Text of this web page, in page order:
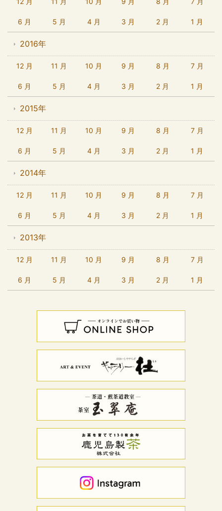
6 月 5 月 4 月 3 月 2 月 1 月
2016年
12 月 11 月 10 月 9 月 8 月 7 月
6 月 5 月 4 月 3 月 2 月 1 月
2015年
12 月 11 月 10 月 9 月 8 月 7 月
6 月 5 月 4 月 3 月 2 月 1 月
2014年
12 月 11 月 10 月 9 月 8 月 7 月
6 月 5 月 4 月 3 月 2 月 1 月
2013年
12 月 11 月 10 月 9 月 8 月 7 月
6 月 5 月 4 月 3 月 2 月 1 月